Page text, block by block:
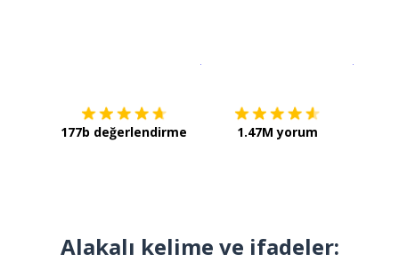
177b değerlendirme 1.47M yorum
Alakalı kelime ve ifadeler: